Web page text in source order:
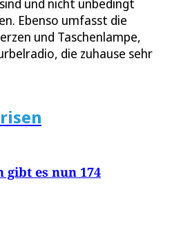
Ebenso umfasst die
und Taschenlampe,
die zuhause sehr
gibt es nun 174